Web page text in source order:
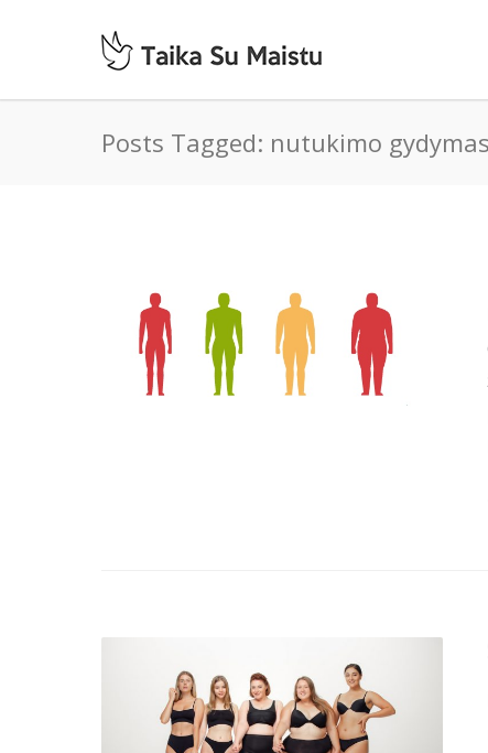
Posts Tagged: nutukimo gydymas